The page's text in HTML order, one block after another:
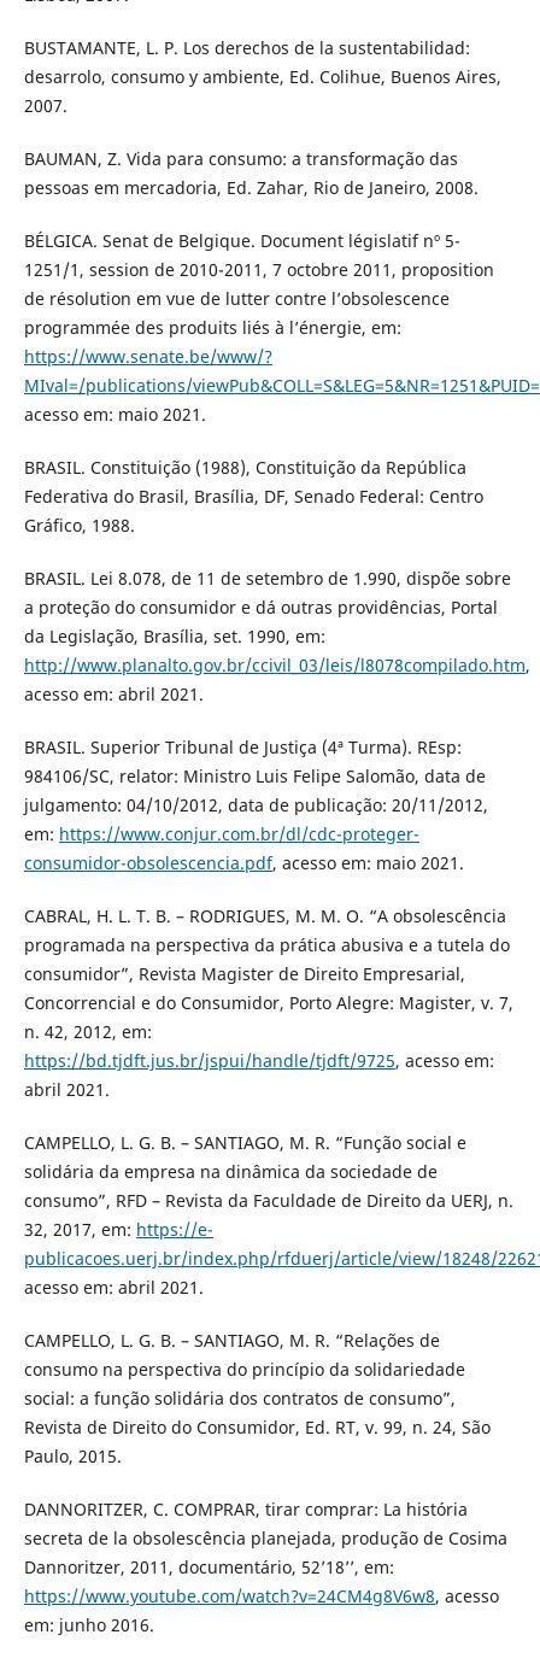
BUSTAMANTE, L. P. Los derechos de la sustentabilidad:
desarrolo, consumo y ambiente, Ed. Colihue, Buenos Aires,
2007.
BAUMAN, Z. Vida para consumo: a transformação das
pessoas em mercadoria, Ed. Zahar, Rio de Janeiro, 2008.
BÉLGICA. Senat de Belgique. Document législatif nº 5-
1251/1, session de 2010-2011, 7 octobre 2011, proposition
de résolution em vue de lutter contre l’obsolescence
programmée des produits liés à l’énergie, em:
https://www.senate.be/www/?
MIval=/publications/
acesso em: maio 2021.
BRASIL. Constituição (1988), Constituição da República
Federativa do Brasil, Brasília, DF, Senado Federal: Centro
Gráfico, 1988.
BRASIL. Lei 8.078, de 11 de setembro de 1.990, dispõe sobre
a proteção do consumidor e dá outras providências, Portal
da Legislação, Brasília, set. 1990, em:
http://www.planalto.gov.br/ccivil_03/leis/l8078compilado.htm,
acesso em: abril 2021.
BRASIL. Superior Tribunal de Justiça (4ª Turma). REsp:
984106/SC, relator: Ministro Luis Felipe Salomão, data de
julgamento: 04/10/2012, data de publicação: 20/11/2012,
em: https://www.conjur.com.br/dl/cdc-proteger-
consumidor-obsolescencia.pdf, acesso em: maio 2021.
CABRAL, H. L. T. B. – RODRIGUES, M. M. O. “A obsolescência
programada na perspectiva da prática abusiva e a tutela do
consumidor”, Revista Magister de Direito Empresarial,
Concorrencial e do Consumidor, Porto Alegre: Magister, v. 7,
n. 42, 2012, em:
https://bd.tjdft.jus.br/jspui/handle/tjdft/9725, acesso em:
abril 2021.
CAMPELLO, L. G. B. – SANTIAGO, M. R. “Função social e
solidária da empresa na dinâmica da sociedade de
consumo”, RFD – Revista da Faculdade de Direito da UERJ, n.
32, 2017, em: https://e-
publicacoes.uerj.br/index.php/rfduerj/article/view/18248/
acesso em: abril 2021.
CAMPELLO, L. G. B. – SANTIAGO, M. R. “Relações de
consumo na perspectiva do princípio da solidariedade
social: a função solidária dos contratos de consumo”,
Revista de Direito do Consumidor, Ed. RT, v. 99, n. 24, São
Paulo, 2015.
DANNORITZER, C. COMPRAR, tirar comprar: La história
secreta de la obsolescência planejada, produção de Cosima
Dannoritzer, 2011, documentário, 52’18’’, em:
https://www.youtube.com/watch?v=24CM4g8V6w8, acesso
em: junho 2016.